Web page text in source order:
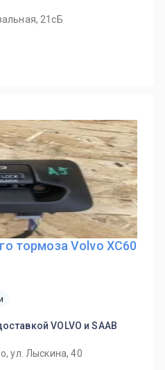
21сБ
тормоза Volvo XC60
VOLVO и SAAB
ул. Лыскина, 40